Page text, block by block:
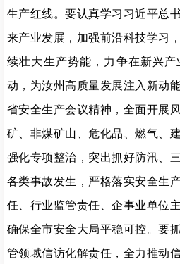
生产红线。要认真学习习近平总
来产业发展，加强前沿科技学习
续壮大生产势能，力争在新兴
动，为汝州高质量发展注入新动
省安全生产会议精神，全面开展
矿、非煤矿山、危化品、燃气、
强化专项整治，突出抓好防汛、
各类事故发生，严格落实安全生
任、行业监管责任、企事业单位
确保全市安全大局平稳可控。要
管领域信访化解责任，全力推动